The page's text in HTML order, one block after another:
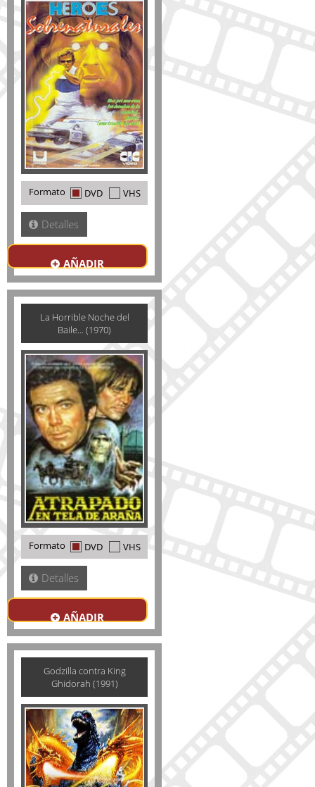
Formato DVD VHS
Detalles
AÑADIR
La Horrible Noche del
Baile... (1970)
Formato DVD VHS
Detalles
AÑADIR
Godzilla contra King
Ghidorah (1991)